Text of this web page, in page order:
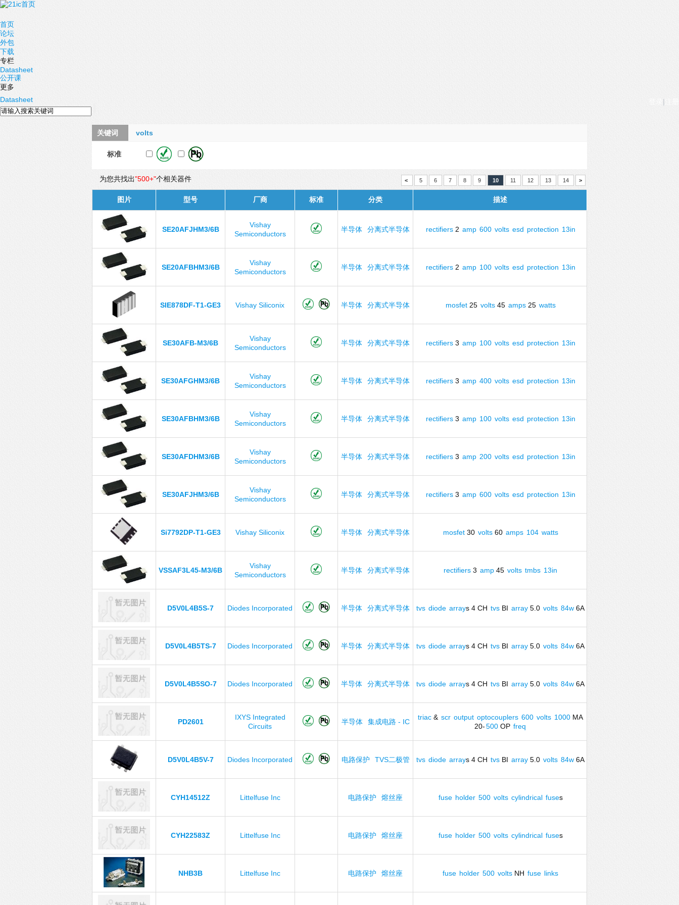
首页
论坛
外包
下载
专栏
Datasheet
公开课
更多
|
Datasheet
关键词 volts
标准
为您共找出"500+"个相关器件 < 5 6 7 8 9 10 11 12 13 14 >
图片 型号 厂商 标准 分类 描述
SE20AFJHM3/6B
Vishay
Semiconductors
半导体 分离式半导体 rectifiers2 amp 600 volts esd protection 13in
SE20AFBHM3/6B
Vishay
Semiconductors
半导体 分离式半导体 rectifiers2 amp 100 volts esd protection 13in
SIE878DF-T1-GE3 Vishay Siliconix 半导体 分离式半导体 mosfet25 volts45 amps25 watts
SE30AFB-M3/6B
Vishay
Semiconductors
半导体 分离式半导体 rectifiers3 amp 100 volts esd protection 13in
SE30AFGHM3/6B
Vishay
Semiconductors
半导体 分离式半导体 rectifiers3 amp 400 volts esd protection 13in
SE30AFBHM3/6B
Vishay
Semiconductors
半导体 分离式半导体 rectifiers3 amp 100 volts esd protection 13in
SE30AFDHM3/6B
Vishay
Semiconductors
半导体 分离式半导体 rectifiers3 amp 200 volts esd protection 13in
SE30AFJHM3/6B
Vishay
Semiconductors
半导体 分离式半导体 rectifiers3 amp 600 volts esd protection 13in
Si7792DP-T1-GE3 Vishay Siliconix 半导体 分离式半导体 mosfet30 volts60 amps 104 watts
VSSAF3L45-M3/6B
Vishay
Semiconductors
半导体 分离式半导体 rectifiers 3 amp 45 volts tmbs 13in
D5V0L4B5S-7 Diodes Incorporated 半导体 分离式半导体 tvs diode arrays 4 CH tvs BI array 5.0 volts 84w 6A
D5V0L4B5TS-7 Diodes Incorporated 半导体 分离式半导体 tvs diode arrays 4 CH tvs BI array 5.0 volts 84w 6A
D5V0L4B5SO-7 Diodes Incorporated 半导体 分离式半导体 tvs diode arrays 4 CH tvs BI array 5.0 volts 84w 6A
PD2601
IXYS Integrated
Circuits
半导体 集成电路 - IC
triac & scr output optocouplers 600 volts 1000 MA
20-500OP freq
D5V0L4B5V-7 Diodes Incorporated 电路保护 TVS二极管 tvs diode arrays 4 CH tvs BI array 5.0 volts 84w 6A
CYH14512Z Littelfuse Inc 电路保护 熔丝座 fuse holder 500 volts cylindrical fuses
CYH22583Z Littelfuse Inc 电路保护 熔丝座 fuse holder 500 volts cylindrical fuses
NHB3B Littelfuse Inc 电路保护 熔丝座 fuse holder 500 volts NH fuse links